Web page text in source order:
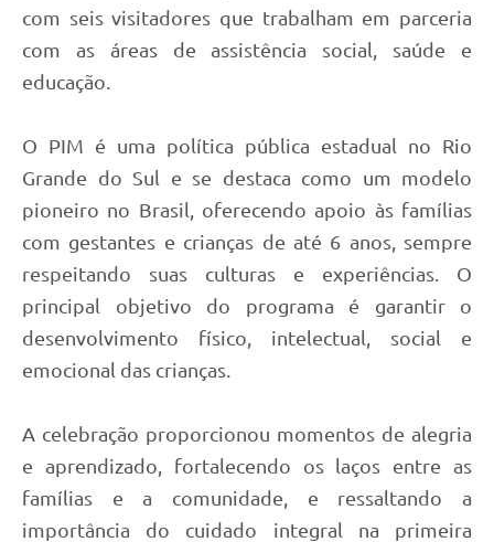
com seis visitadores que trabalham em parceria
com as áreas de assistência social, saúde e
educação.
O PIM é uma política pública estadual no Rio
Grande do Sul e se destaca como um modelo
pioneiro no Brasil, oferecendo apoio às famílias
com gestantes e crianças de até 6 anos, sempre
respeitando suas culturas e experiências. O
principal objetivo do programa é garantir o
desenvolvimento físico, intelectual, social e
emocional das crianças.
A celebração proporcionou momentos de alegria
e aprendizado, fortalecendo os laços entre as
famílias e a comunidade, e ressaltando a
importância do cuidado integral na primeira